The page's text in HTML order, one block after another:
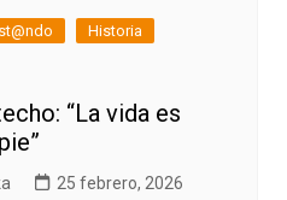
Historia
“La vida es
25 febrero, 2026